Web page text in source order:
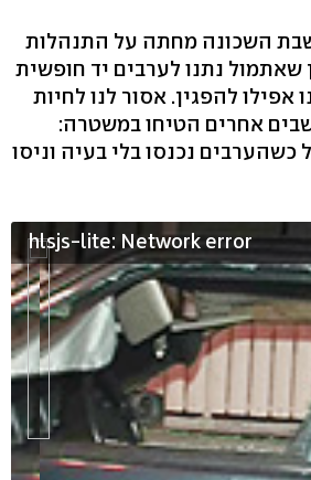
השכונה מחתה על התנהלות
נתנו לערבים יד חופשית
אפילו להפגין. אסור לנו לחיות
אחרים הטיחו במשטרה:
נכנסו בלי בעיה וניסו
hlsjs-lite: Network error